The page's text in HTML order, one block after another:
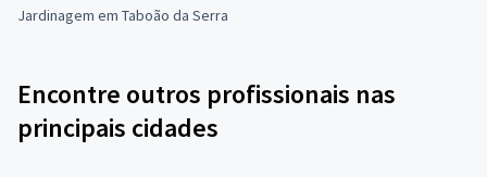
Jardinagem em Taboão da Serra
Encontre outros profissionais nas
principais cidades